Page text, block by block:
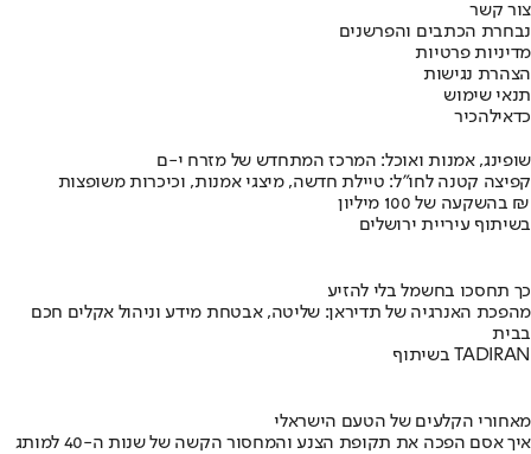
צור קשר
נבחרת הכתבים והפרשנים
מדיניות פרטיות
הצהרת נגישות
תנאי שימוש
כדאילהכיר
שופינג, אמנות ואוכל: המרכז המתחדש של מזרח י-ם
קפיצה קטנה לחו"ל: טיילת חדשה, מיצגי אמנות, וכיכרות משופצות
בהשקעה של 100 מיליון ₪
בשיתוף עיריית ירושלים
כך תחסכו בחשמל בלי להזיע
מהפכת האנרגיה של תדיראן: שליטה, אבטחת מידע וניהול אקלים חכם
בבית
בשיתוף TADIRAN
מאחורי הקלעים של הטעם הישראלי
איך אסם הפכה את תקופת הצנע והמחסור הקשה של שנות ה-40 למותג